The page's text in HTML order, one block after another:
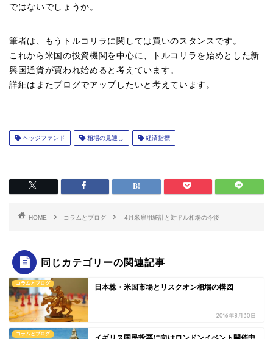
ではないでしょうか。
筆者は、もうトルコリラに関しては買いのスタンスです。
これから米国の投資機関を中心に、トルコリラを始めとした新
興国通貨が買われ始めると考えています。
詳細はまたブログでアップしたいと考えています。
ヘッジファンド 相場の見通し 経済指標
HOME コラムとブログ 4月米雇用統計と対ドル相場の今後
同じカテゴリーの関連記事
コラムとブログ 日本株・米国市場とリスクオン相場の構図
2016年8月30日
コラムとブログ